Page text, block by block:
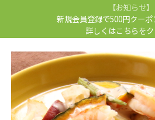
【お知らせ】
新規会員登録で500円クーポ
詳しくはこちらを